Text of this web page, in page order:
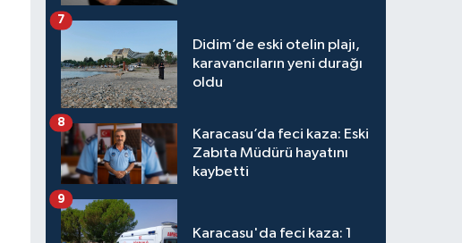
Didim’de eski otelin plajı,
karavancıların yeni durağı
oldu
7
Karacasu’da feci kaza: Eski
Zabıta Müdürü hayatını
kaybetti
8
Karacasu'da feci kaza: 1
9